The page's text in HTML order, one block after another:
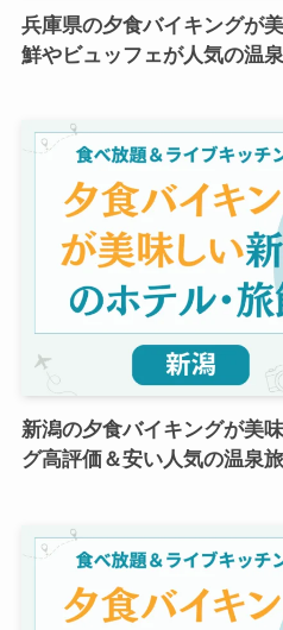
兵庫県の夕食バイキングが
鮮やビュッフェが人気の温
新潟の夕食バイキングが美
グ高評価＆安い人気の温泉